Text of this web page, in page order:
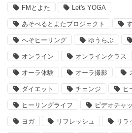
FMとよた Let's YOGA
あそべるとよたプロジェクト
へそヒーリング ゆうらぶ
オンライン オンラインクラス
オーラ体験 オーラ撮影
ダイエット チェンジ ヒ
ヒーリングライフ ビデオチャ
ヨガ リフレッシュ リラ